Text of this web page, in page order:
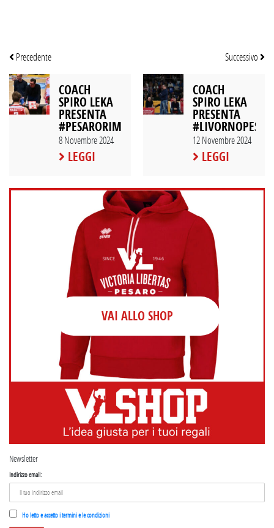
Precedente
COACH
SPIRO LEKA
PRESENTA
#PESARORIMINI
8 Novembre 2024
LEGGI
Successivo
COACH
SPIRO LEKA
PRESENTA
12 Novembre 2024
LEGGI
VAI ALLO SHOP
Newsletter
Indirizzo email:
Ho letto e accetto i termini e le condizioni